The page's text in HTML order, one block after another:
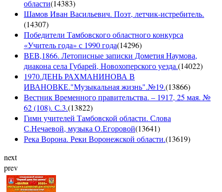
области(14383)
Шамов Иван Васильевич. Поэт, летчик-истребитель.
(14307)
Победители Тамбовского областного конкурса
«Учитель года» с 1990 года(14296)
ВЕВ,1866. Летописные записки Дометия Наумова,
диакона села Губарей, Новохоперского уезда.(14022)
1970.ДЕНЬ РАХМАНИНОВА В
ИВАНОВКЕ."Музыкальная жизнь".№19.(13866)
Вестник Временного правительства. – 1917, 25 мая. №
62 (108). С.3.(13822)
Гимн учителей Тамбовской области. Слова
С.Нечаевой, музыка О.Егоровой(13641)
Река Ворона. Реки Воронежской области.(13619)
next
prev